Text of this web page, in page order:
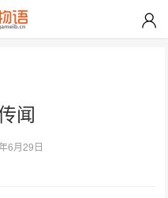
闻
6月29日